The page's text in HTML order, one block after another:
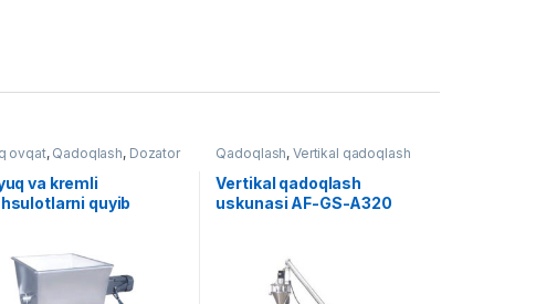
ovqat, Qadoqlash, Dozator
va kremli
quyib
Qadoqlash, Vertikal qadoqlash
Vertikal qadoqlash
uskunasi AF-GS-A320